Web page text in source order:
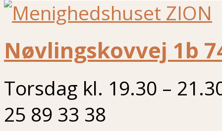
Nøvlingskovvej 1b
Torsdag kl. 19.30 –
25 89 33 38